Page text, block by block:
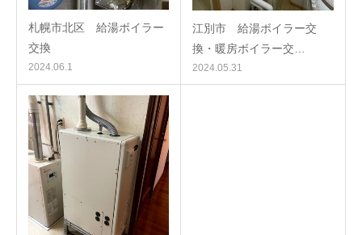
札幌市北区 給湯ボイラー
交換
2024.06.1
江別市 給湯ボイラー交
換・暖房ボイラー交…
2024.05.31